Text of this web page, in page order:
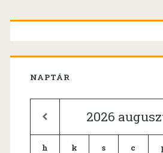
Primary
Sidebar
NAPTÁR
2026
h k s c